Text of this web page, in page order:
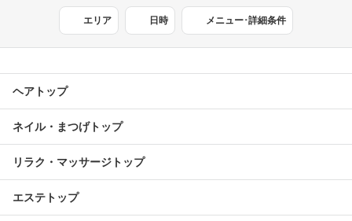
エリア 日時 メニュー･詳細条件
ヘアトップ
ネイル・まつげトップ
リラク・マッサージトップ
エステトップ